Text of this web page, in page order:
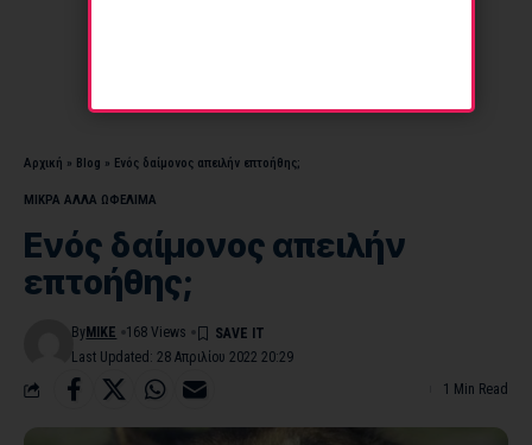
Αρχική » Blog » Ενός δαίμονος απειλήν επτοήθης;
ΜΙΚΡΑ ΑΛΛΑ ΩΦΕΛΙΜΑ
Ενός δαίμονος απειλήν
επτοήθης;
Last Updated: 28 Απριλίου 2022 20:29
By MIKE 168 Views
1 Min Read